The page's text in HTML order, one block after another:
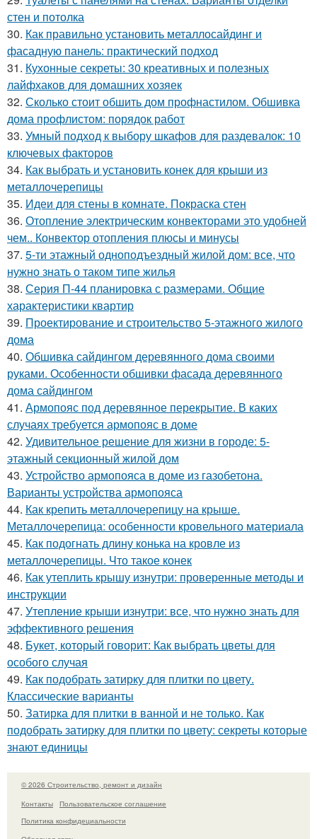
стен и потолка
30. Как правильно установить металлосайдинг и
фасадную панель: практический подход
31. Кухонные секреты: 30 креативных и полезных
лайфхаков для домашних хозяек
32. Сколько стоит обшить дом профнастилом. Обшивка
дома профлистом: порядок работ
33. Умный подход к выбору шкафов для раздевалок: 10
ключевых факторов
34. Как выбрать и установить конек для крыши из
металлочерепицы
35. Идеи для стены в комнате. Покраска стен
36. Отопление электрическим конвекторами это удобней
чем.. Конвектор отопления плюсы и минусы
37. 5-ти этажный одноподъездный жилой дом: все, что
нужно знать о таком типе жилья
38. Серия П-44 планировка с размерами. Общие
характеристики квартир
39. Проектирование и строительство 5-этажного жилого
дома
40. Обшивка сайдингом деревянного дома своими
руками. Особенности обшивки фасада деревянного
дома сайдингом
41. Армопояс под деревянное перекрытие. В каких
случаях требуется армопояс в доме
42. Удивительное решение для жизни в городе: 5-
этажный секционный жилой дом
43. Устройство армопояса в доме из газобетона.
Варианты устройства армопояса
44. Как крепить металлочерепицу на крыше.
Металлочерепица: особенности кровельного материала
45. Как подогнать длину конька на кровле из
металлочерепицы. Что такое конек
46. Как утеплить крышу изнутри: проверенные методы и
инструкции
47. Утепление крыши изнутри: все, что нужно знать для
эффективного решения
48. Букет, который говорит: Как выбрать цветы для
особого случая
49. Как подобрать затирку для плитки по цвету.
Классические варианты
50. Затирка для плитки в ванной и не только. Как
подобрать затирку для плитки по цвету: секреты которые
знают единицы
© 2026 Строительство, ремонт и дизайн
Контакты
Пользовательское соглашение
Политика конфидециальности